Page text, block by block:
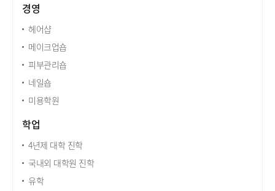
경영
헤어샵
메이크업숍
피부관리숍
네일숍
미용학원
학업
4년제 대학 진학
국내외 대학원 진학
유학